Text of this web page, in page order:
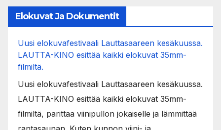
Elokuvat Ja Dokumentit
Uusi elokuvafestivaali Lauttasaareen kesäkuussa.
LAUTTA-KINO esittää kaikki elokuvat 35mm-
filmiltä.
Uusi elokuvafestivaali Lauttasaareen kesäkuussa.
LAUTTA-KINO esittää kaikki elokuvat 35mm-
filmiltä, parittaa viinipullon jokaiselle ja lämmittää